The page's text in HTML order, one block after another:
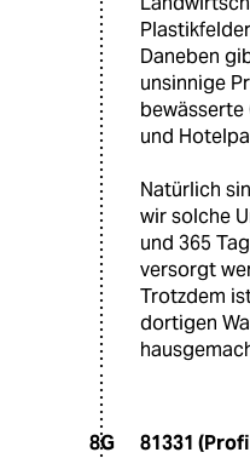
Daneben
unsinnige
und
Natürlich
wir solche
und 365
versorgt
Trotzdem
dortigen
8G 81331